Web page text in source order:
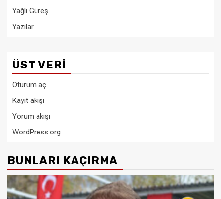
Yağlı Güreş
Yazılar
ÜST VERI
Oturum aç
Kayıt akışı
Yorum akışı
WordPress.org
BUNLARI KAÇIRMA